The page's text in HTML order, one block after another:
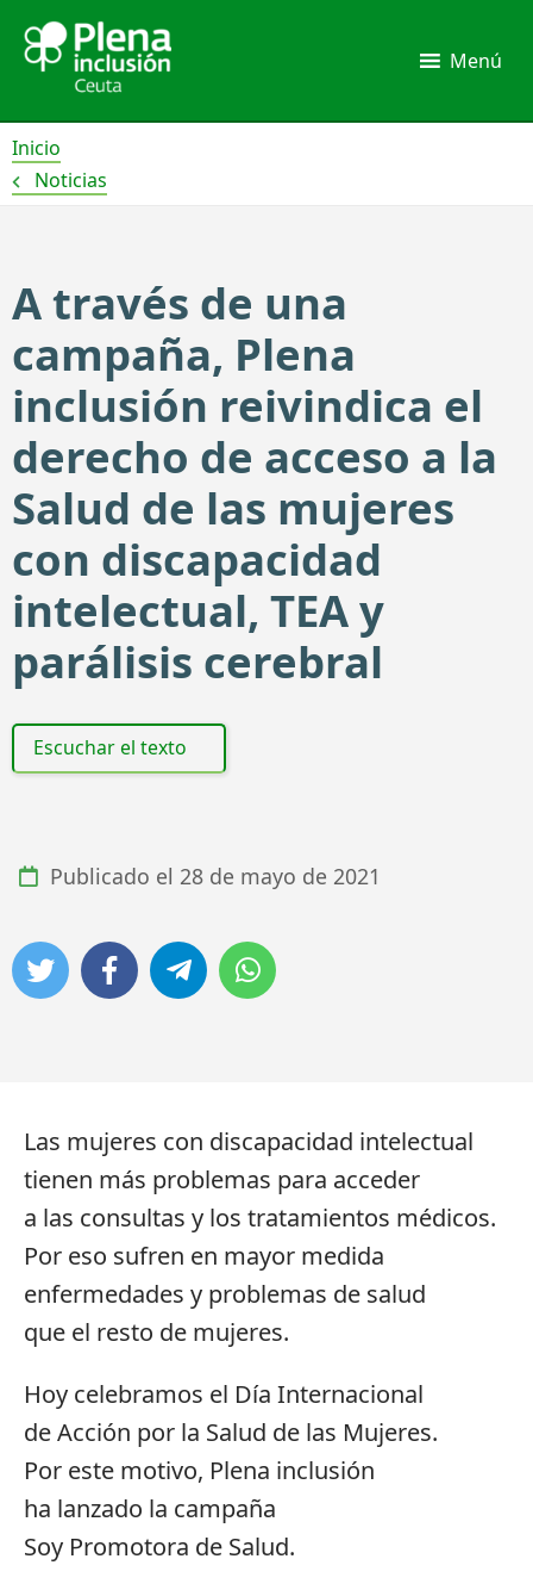
contenido
Menú
Inicio
Noticias
A través de una
campaña, Plena
inclusión reivindica el
derecho de acceso a la
Salud de las mujeres
con discapacidad
intelectual, TEA y
parálisis cerebral
Escuchar el texto
Publicado el 28 de mayo de 2021
Las mujeres con discapacidad intelectual
tienen más problemas para acceder
a las consultas y los tratamientos médicos.
Por eso sufren en mayor medida
enfermedades y problemas de salud
que el resto de mujeres.
Hoy celebramos el Día Internacional
de Acción por la Salud de las Mujeres.
Por este motivo, Plena inclusión
ha lanzado la campaña
Soy Promotora de Salud.